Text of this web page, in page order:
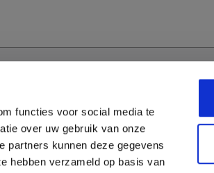
functies voor social media te
over uw gebruik van onze
partners kunnen deze gegevens
hebben verzameld op basis van